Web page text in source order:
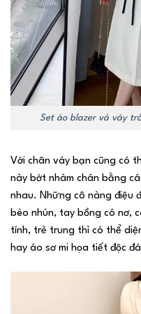
Set áo blazer và váy
Với chân váy bạn cũng có
này bớt nhàm chán bằng
nhau. Những cô nàng điệu
bèo nhún, tay bồng có nơ,
tính, trẻ trung thì có thể
hay áo sơ mi họa tiết độc